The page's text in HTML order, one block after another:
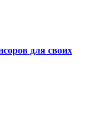
для своих